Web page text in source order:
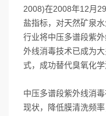
2008)在2008年12月
盐指标，对天然矿泉
行业将中压多谱段紫
外线消毒技术已成为
式，成功替代臭氧化学
中压多谱段紫外线消
现状，降低膜清洗频